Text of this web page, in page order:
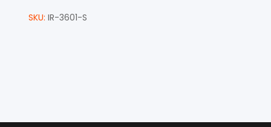
SKU: IR-3601-S